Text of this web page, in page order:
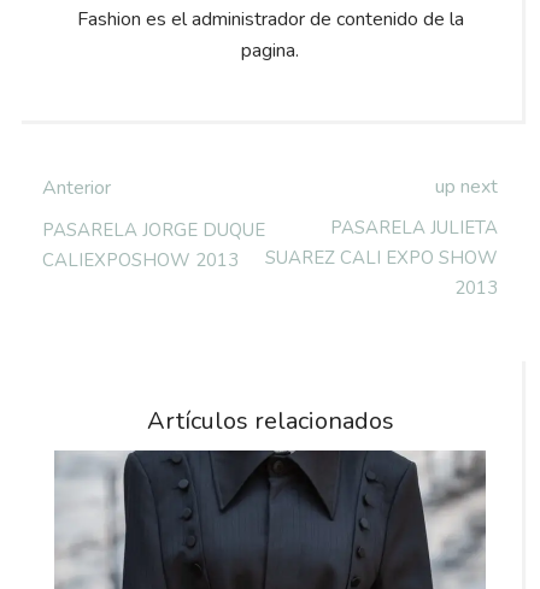
Fashion es el administrador de contenido de la
pagina.
Anterior
PASARELA JORGE DUQUE
CALIEXPOSHOW 2013
up next
PASARELA JULIETA
SUAREZ CALI EXPO SHOW
2013
Artículos relacionados